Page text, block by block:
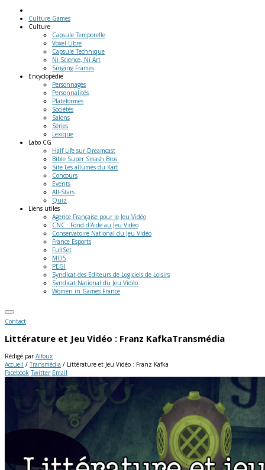
Culture Games
Culture
Capsule Temporelle
Voxel Libre
Capsule Technique
Ni Science, Ni Art
Singing Frames
Encyclopédie
Personnages
Personnalités
Plateformes
Sociétés
Salons
Séries
Lexique
Labo CG
Half Life sur Dreamcast
Bible Super Smash Bros.
Site Les allumés du Kart
Concours
Events
All-Stars
Quiz
Liens utiles
Agence Française pour le Jeu Vidéo
CNC : Fond d'Aide au Jeu Vidéo
Conservatoire National du Jeu Vidéo
France Esports
FullSet
MO5
PEGI
Syndicat des Editeurs de Logiciels de Loisirs
Syndicat National du Jeu Vidéo
Women in Games France
Contact
Littérature et Jeu Vidéo : Franz KafkaTransmédia
Rédigé parAlfoux
Accueil / Transmédia / Littérature et Jeu Vidéo : Franz Kafka
Facebook Twitter Email